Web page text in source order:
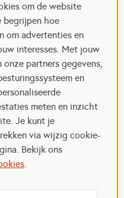
om de website
begrijpen hoe
om advertenties en
interesses. Met jouw
partners gegevens,
en
meten en inzicht
Je kunt je
via wijzig cookie-
Bekijk ons
.